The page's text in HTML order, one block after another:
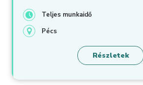
Teljes munkaidő
Pécs
Részletek